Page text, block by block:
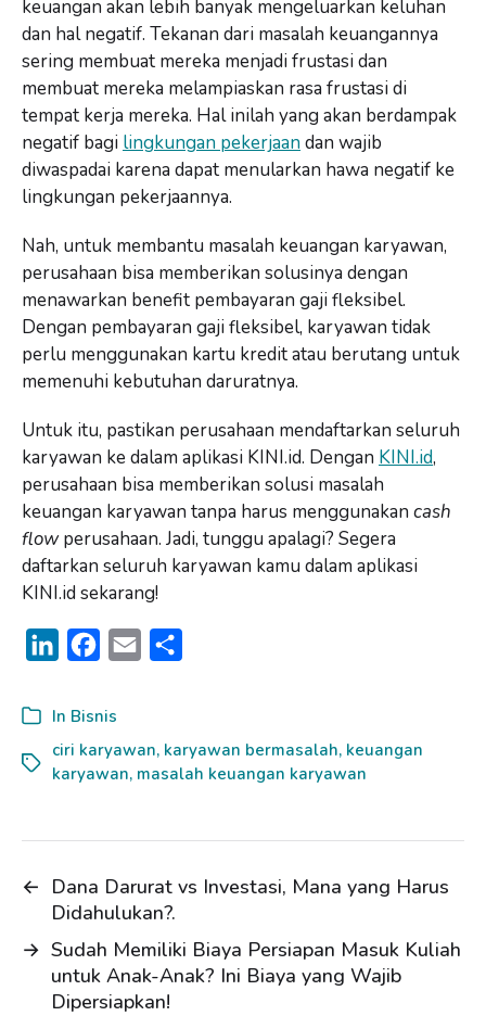
keuangan akan lebih banyak mengeluarkan keluhan
dan hal negatif. Tekanan dari masalah keuangannya
sering membuat mereka menjadi frustasi dan
membuat mereka melampiaskan rasa frustasi di
tempat kerja mereka. Hal inilah yang akan berdampak
negatif bagi lingkungan pekerjaandan wajib
diwaspadai karena dapat menularkan hawa negatif ke
lingkungan pekerjaannya.
Nah, untuk membantu masalah keuangan karyawan,
perusahaan bisa memberikan solusinya dengan
menawarkan benefit pembayaran gaji fleksibel.
Dengan pembayaran gaji fleksibel, karyawan tidak
perlu menggunakan kartu kredit atau berutang untuk
memenuhi kebutuhan daruratnya.
Untuk itu, pastikan perusahaan mendaftarkan seluruh
karyawan ke dalam aplikasi KINI.id. Dengan KINI.id,
perusahaan bisa memberikan solusi masalah
keuangan karyawan tanpa harus menggunakan cash
flowperusahaan. Jadi, tunggu apalagi? Segera
daftarkan seluruh karyawan kamu dalam aplikasi
KINI.id sekarang!
n
k
e
I
c
e
b
o
i
l
r
e
In Bisnis
ciri karyawan, karyawan bermasalah, keuangan
karyawan, masalah keuangan karyawan
← Dana Darurat vs Investasi, Mana yang Harus
Didahulukan?.
→ Sudah Memiliki Biaya Persiapan Masuk Kuliah
untuk Anak-Anak? Ini Biaya yang Wajib
Dipersiapkan!